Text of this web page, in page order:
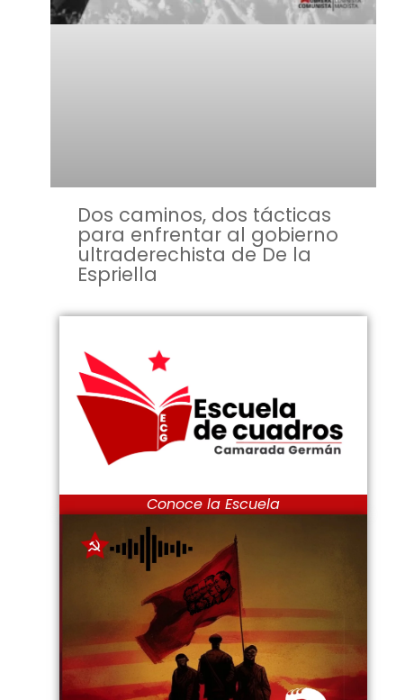
Dos caminos, dos tácticas
para enfrentar al gobierno
ultraderechista de De la
Espriella
Conoce la Escuela